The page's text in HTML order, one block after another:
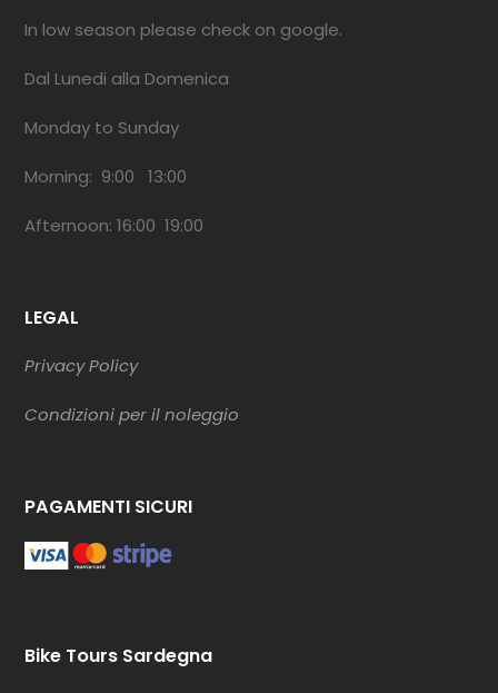
In low season please check on google.
Dal Lunedi alla Domenica
Monday to Sunday
Morning: 9:00 13:00
Afternoon: 16:00 19:00
LEGAL
Privacy Policy
Condizioni per il noleggio
PAGAMENTI SICURI
Bike Tours Sardegna